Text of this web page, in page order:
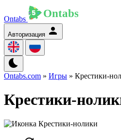
Ontabs
Авторизация
Ontabs.com » Игры » Крестики-
Крестики-